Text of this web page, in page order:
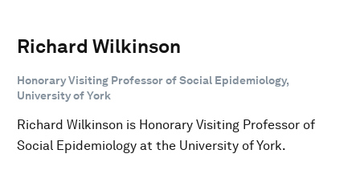
Richard Wilkinson
Honorary Visiting Professor of Social Epidemiology,
University of York
Richard Wilkinson is Honorary Visiting Professor of
Social Epidemiology at the University of York.